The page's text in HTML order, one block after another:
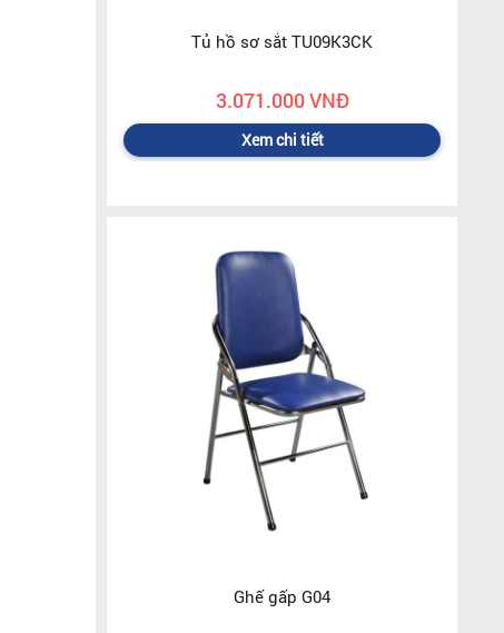
Tủ hồ sơ sắt TU09K3CK
3.071.000 VNĐ
Xem chi tiết
Ghế gấp G04